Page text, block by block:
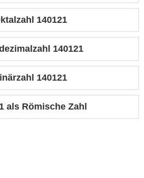
140121
140121
140121
als Römische Zahl